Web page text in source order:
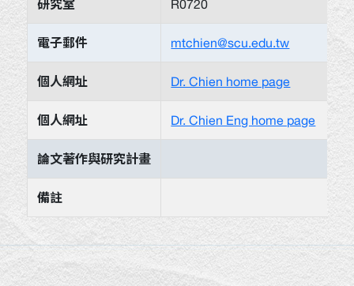
研究室 R0720
電子郵件 mtchien@scu.edu.tw
個人網址 Dr. Chien home page
個人網址 Dr. Chien Eng home page
論文著作與研究計畫
備註